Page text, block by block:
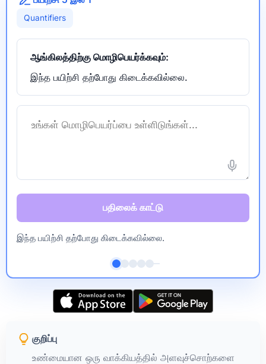
Quantifiers
ஆங்கிலத்திற்கு மொழிபெயர்க்கவும்:
இந்த பயிற்சி தற்போது கிடைக்கவில்லை.
பதிலைக் காட்டு
இந்த பயிற்சி தற்போது கிடைக்கவில்லை.
குறிப்பு
உண்மையான ஒரு வாக்கியத்தில் அளவுச்சொற்களை